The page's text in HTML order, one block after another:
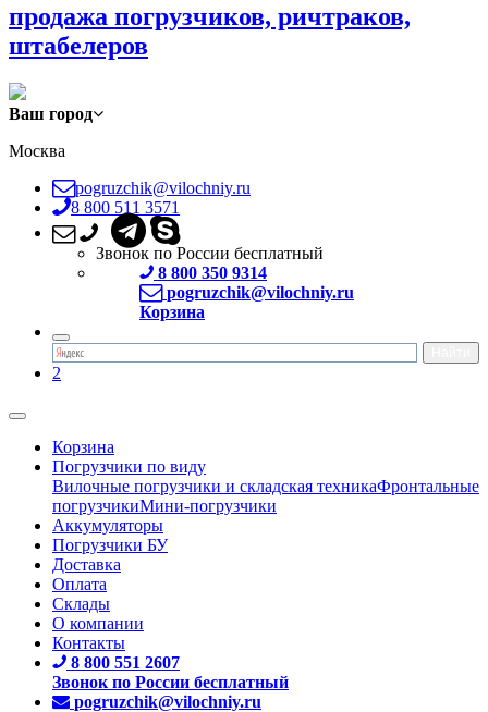
продажа погрузчиков, ричтраков,
штабелеров
Ваш город
Москва
pogruzchik@vilochniy.ru
8 800 511 3571
Звонок по России бесплатный
8 800 350 9314
pogruzchik@vilochniy.ru
Корзина
2
Корзина
Погрузчики по виду
Вилочные погрузчики и складская техникаФронтальные
погрузчикиМини-погрузчики
Аккумуляторы
Погрузчики БУ
Доставка
Оплата
Склады
О компании
Контакты
8 800 551 2607
Звонок по России бесплатный
pogruzchik@vilochniy.ru